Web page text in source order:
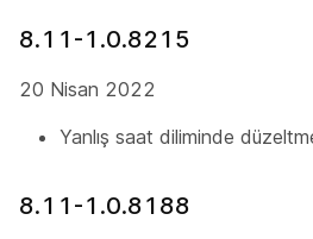
8.11-1.0.8215
20 Nisan 2022
Yanlış saat diliminde
8.11-1.0.8188